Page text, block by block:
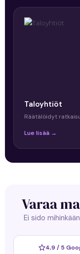
Taloyhtiöt
Räätälöidyt
Lue lisää →
Varaa
Ei sido
4,9 / 5